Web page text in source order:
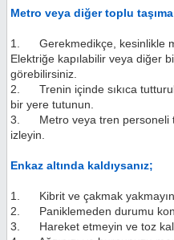
Metro veya diğer toplu
1. Gerekmedikçe, kesinlikle
Elektriğe kapılabilir veya diğer
görebilirsiniz.
2. Trenin içinde sıkıca
bir yere tutunun.
3. Metro veya tren personeli
izleyin.
Enkaz altında kaldıysanız;
1. Kibrit ve çakmak yakmayın.
2. Paniklemeden durumu
3. Hareket etmeyin ve toz